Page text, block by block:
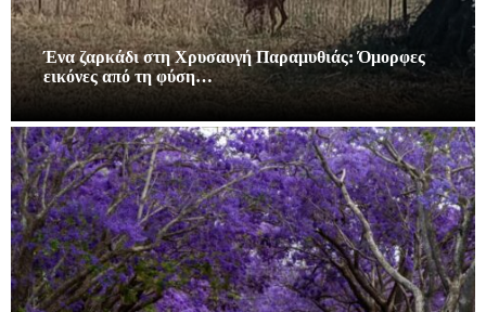
Ένα ζαρκάδι στη Χρυσαυγή Παραμυθιάς: Όμορφες
εικόνες από τη φύση…